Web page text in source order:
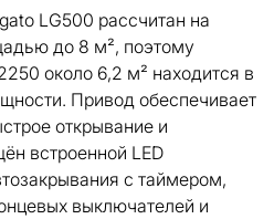
LG500 рассчитан на
до 8 м², поэтому
около 6,2 м² находится в
Привод обеспечивает
открывание и
встроенной LED
с таймером,
выключателей и